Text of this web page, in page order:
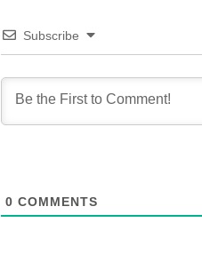
Subscribe
0 COMMENTS